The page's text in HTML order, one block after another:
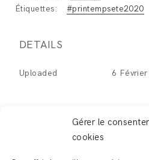
Gérer le
cookies
Étiquettes:
#printempsete2020
DETAILS
Uploaded 6